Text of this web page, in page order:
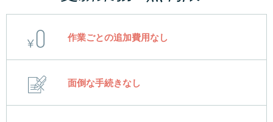
作業ごとの追加費用なし
面倒な手続きなし